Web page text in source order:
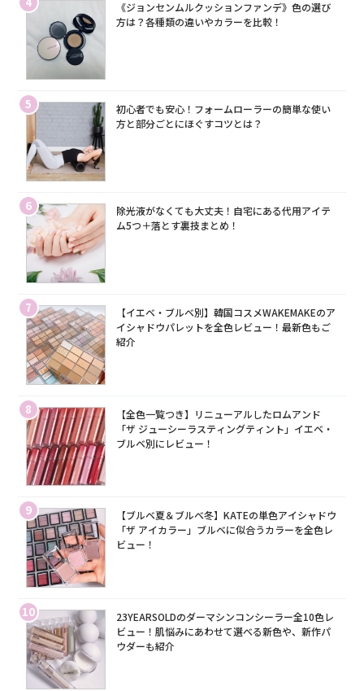
《ジョンセンムルクッションファンデ》色の選び
方は？各種類の違いやカラーを比較！
5
初心者でも安心！フォームローラーの簡単な使い
方と部分ごとにほぐすコツとは？
6
除光液がなくても大丈夫！自宅にある代用アイテ
ム5つ＋落とす裏技まとめ！
7
【イエベ・ブルベ別】韓国コスメWAKEMAKEのア
イシャドウパレットを全色レビュー！最新色もご
紹介
8
【全色一覧つき】リニューアルしたロムアンド
「ザ ジューシーラスティングティント」イエベ・
ブルベ別にレビュー！
9
【ブルベ夏＆ブルベ冬】KATEの単色アイシャドウ
「ザ アイカラー」ブルベに似合うカラーを全色レ
ビュー！
10
23YEARSOLDのダーマシンコンシーラー全10色レ
ビュー！肌悩みにあわせて選べる新色や、新作パ
ウダーも紹介